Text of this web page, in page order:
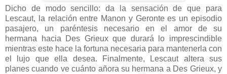
Dicho de modo sencillo: da la sensación de que para
Lescaut, la relación entre Manon y Geronte es un episodio
pasajero, un paréntesis necesario en el amor de su
hermana hacia Des Grieux que durará lo imprescindible
mientras este hace la fortuna necesaria para mantenerla con
el lujo que ella desea. Finalmente, Lescaut altera sus
planes cuando ve cuánto añora su hermana a Des Grieux, y